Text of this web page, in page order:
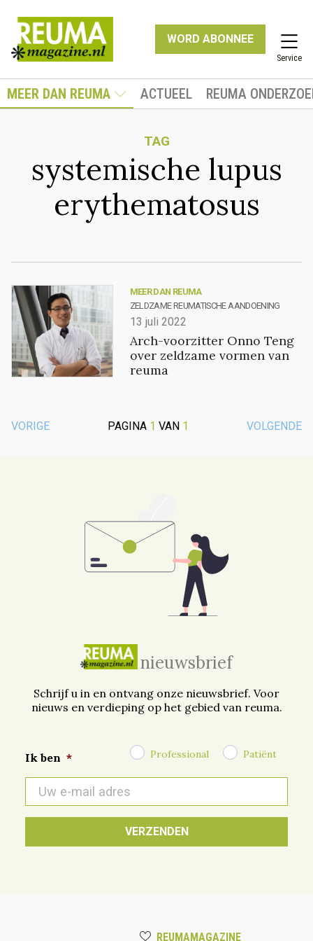
WORD ABONNEE
Service
MEER DAN REUMA ACTUEEL REUMA
TAG
systemische lupus
erythematosus
MEER DAN REUMA
ZELDZAME REUMATISCHE AANDOENING
13 juli 2022
Arch-voorzitter Onno Teng
over zeldzame vormen van
reuma
VORIGE PAGINA 1 VAN 1 VOLGENDE
nieuwsbrief
Schrijf u in en ontvang onze nieuwsbrief. Voor
nieuws en verdieping op het gebied van reuma.
Ik ben * Professional Patiënt
mail
*
REUMAMAGAZINE